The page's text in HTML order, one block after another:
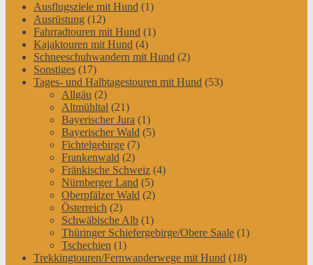
Ausflugsziele mit Hund (1)
Ausrüstung (12)
Fahrradtouren mit Hund (1)
Kajaktouren mit Hund (4)
Schneeschuhwandern mit Hund (2)
Sonstiges (17)
Tages- und Halbtagestouren mit Hund (53)
Allgäu (2)
Altmühltal (21)
Bayerischer Jura (1)
Bayerischer Wald (5)
Fichtelgebirge (7)
Frankenwald (2)
Fränkische Schweiz (4)
Nürnberger Land (5)
Oberpfälzer Wald (2)
Österreich (2)
Schwäbische Alb (1)
Thüringer Schiefergebirge/Obere Saale (1)
Tschechien (1)
Trekkingtouren/Fernwanderwege mit Hund (18)